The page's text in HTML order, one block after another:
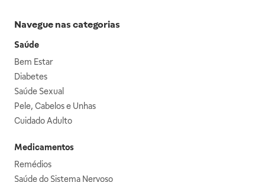
Navegue nas categorias
Saúde
Bem Estar
Diabetes
Saúde Sexual
Pele, Cabelos e Unhas
Cuidado Adulto
Medicamentos
Remédios
Saúde do Sistema Nervoso